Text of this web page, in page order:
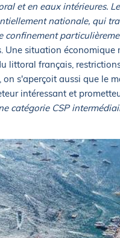
et en eaux intérieures.
nationale, qui
confinement
Une situation
littoral français,
s'aperçoit aussi que le
intéressant et
catégorie CSP